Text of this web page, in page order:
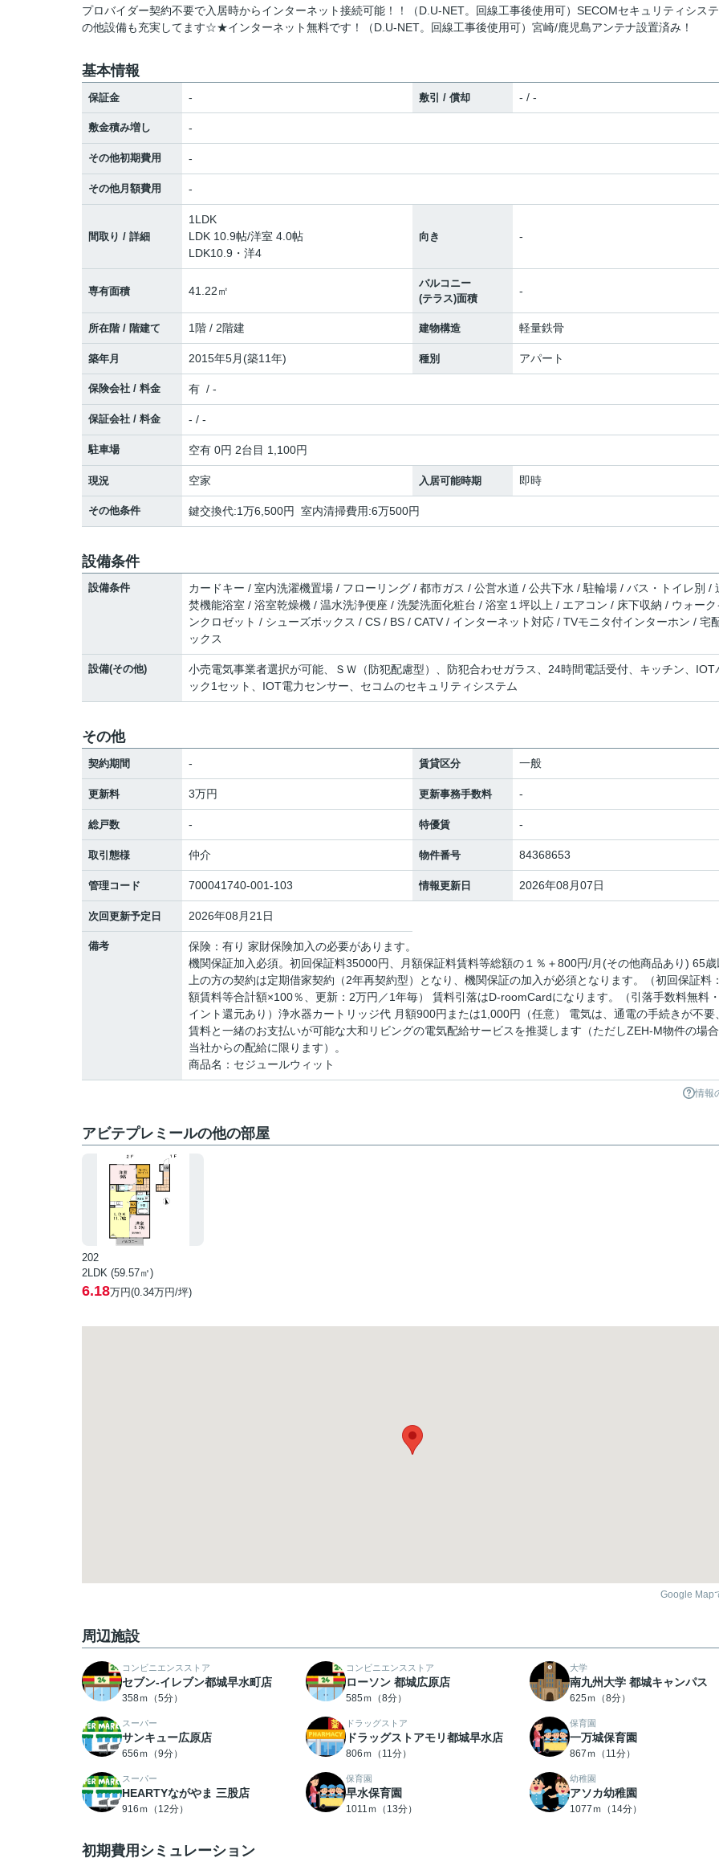
プロバイダー契約不要で入居時からインターネット接続可能！！（D.U-NET。回線工事後使用可）SECOMセキュリティシス
の他設備も充実してます☆★インターネット無料です！（D.U-NET。回線工事後使用可）宮崎/鹿児島アンテナ設置済み！
基本情報
保証金 - 敷引 / 償却 - / -
敷金積み増し -
その他初期費用 -
その他月額費用 -
間取り / 詳細
1LDK
LDK 10.9帖/洋室 4.0帖
LDK10.9・洋4
向き -
専有面積 41.22㎡
バルコニー
(テラス)面積
-
所在階 / 階建て 1階 / 2階建 建物構造 軽量鉄骨
築年月 2015年5月(築11年) 種別 アパート
保険会社 / 料金 有 / -
保証会社 / 料金 - / -
駐車場 空有 0円 2台目 1,100円
現況 空家 入居可能時期 即時
その他条件 鍵交換代:1万6,500円 室内清掃費用:6万500円
設備条件
設備条件
カードキー / 室内洗濯機置場 / フローリング / 都市ガス / 公営水道 / 公共下水 / 駐輪場 / バス・トイレ別 /
焚機能浴室 / 浴室乾燥機 / 温水洗浄便座 / 洗髪洗面化粧台 / 浴室１坪以上 / エアコン / 床下収納 / ウォーク
ンクロゼット / シューズボックス / CS / BS / CATV / インターネット対応 / TVモニタ付インターホン / 宅
ックス
設備(その他)
小売電気事業者選択が可能、ＳＷ（防犯配慮型）、防犯合わせガラス、24時間電話受付、キッチン、IOT
ック1セット、IOT電力センサー、セコムのセキュリティシステム
その他
契約期間 - 賃貸区分 一般
更新料 3万円 更新事務手数料 -
総戸数 - 特優賃 -
取引態様 仲介 物件番号 84368653
管理コード 700041740-001-103 情報更新日 2026年08月07日
次回更新予定日 2026年08月21日
備考
保険：有り 家財保険加入の必要があります。
機関保証加入必須。初回保証料35000円、月額保証料賃料等総額の１％＋800円/月(その他商品あり) 65歳
上の方の契約は定期借家契約（2年再契約型）となり、機関保証の加入が必須となります。（初回保証料
額賃料等合計額×100％、更新：2万円／1年毎） 賃料引落はD-roomCardになります。（引落手数料無料
イント還元あり）浄水器カートリッジ代 月額900円または1,000円（任意） 電気は、通電の手続きが不要
賃料と一緒のお支払いが可能な大和リビングの電気配給サービスを推奨します（ただしZEH-M物件の場
当社からの配給に限ります）。
商品名：セジュールウィット
情報
アビテプレミールの他の部屋
202
2LDK (59.57㎡)
6.18万円(0.34万円/坪)
Google Map
周辺施設
コンビニエンスストア
セブン-イレブン都城早水町店
358ｍ（5分）
コンビニエンスストア
ローソン 都城広原店
585ｍ（8分）
大学
南九州大学 都城キャンパス
625ｍ（8分）
スーパー
サンキュー広原店
656ｍ（9分）
ドラッグストア
ドラッグストアモリ都城早水店
806ｍ（11分）
保育園
一万城保育園
867ｍ（11分）
スーパー
HEARTYながやま 三股店
916ｍ（12分）
保育園
早水保育園
1011ｍ（13分）
幼稚園
アソカ幼稚園
1077ｍ（14分）
初期費用シミュレーション